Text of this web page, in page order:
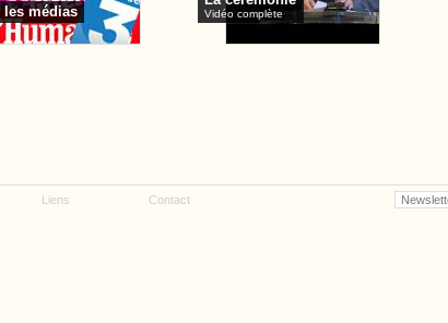
les médias Vidéo complète
Liens Contact